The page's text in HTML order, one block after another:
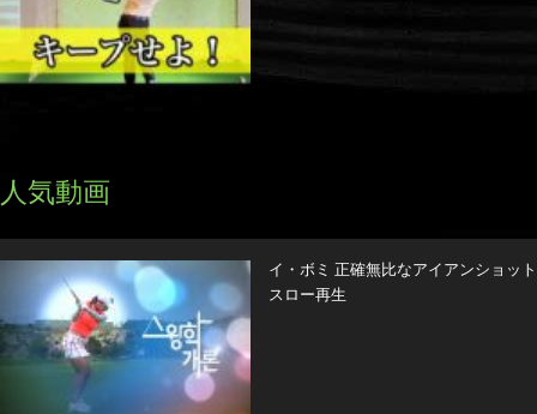
人気動画
イ・ボミ 正確無比なアイアンショット
スロー再生